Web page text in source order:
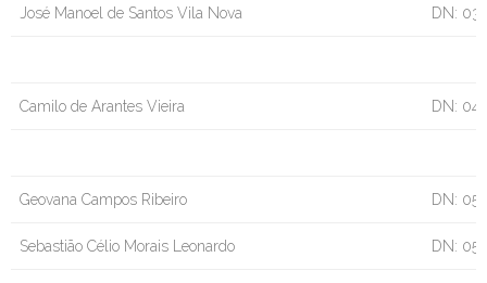
José Manoel de Santos Vila Nova DN:
Camilo de Arantes Vieira DN:
Geovana Campos Ribeiro DN:
Sebastião Célio Morais Leonardo DN: